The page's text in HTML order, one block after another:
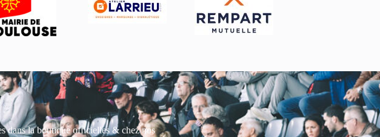
dans la boutique officielles & chez nos